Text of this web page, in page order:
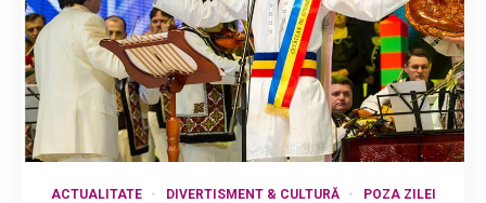
ACTUALITATE DIVERTISMENT & CULTURĂ POZA ZILEI